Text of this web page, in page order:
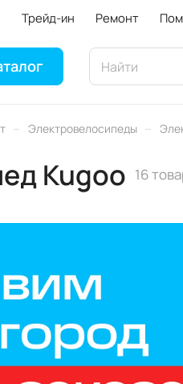
Трейд-ин Ремонт
– Электровелосипеды –
Kugoo 16